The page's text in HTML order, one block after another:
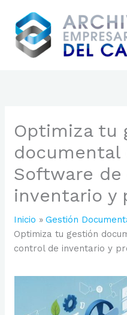
contenido
Optimiza tu
documental
Software
inventario y
Inicio
Gestión
Optimiza tu gestión
control de inventario y